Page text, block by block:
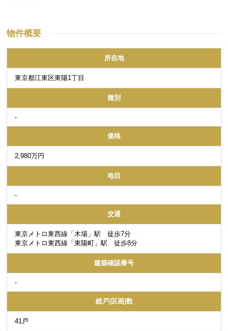
物件概要
所在地
東京都江東区東陽1丁目
種別
-
価格
2,980万円
地目
-
交通
東京メトロ東西線「木場」駅 徒歩7分
東京メトロ東西線「東陽町」駅 徒歩8分
建築確認番号
-
総戸(区画)数
41戸